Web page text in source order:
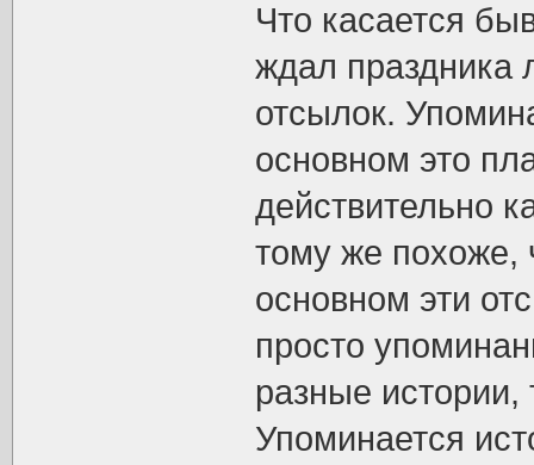
Что касается
ждал праздника
отсылок.
основном это
действительно
тому же похоже,
основном эти
просто
разные истории,
Упоминается